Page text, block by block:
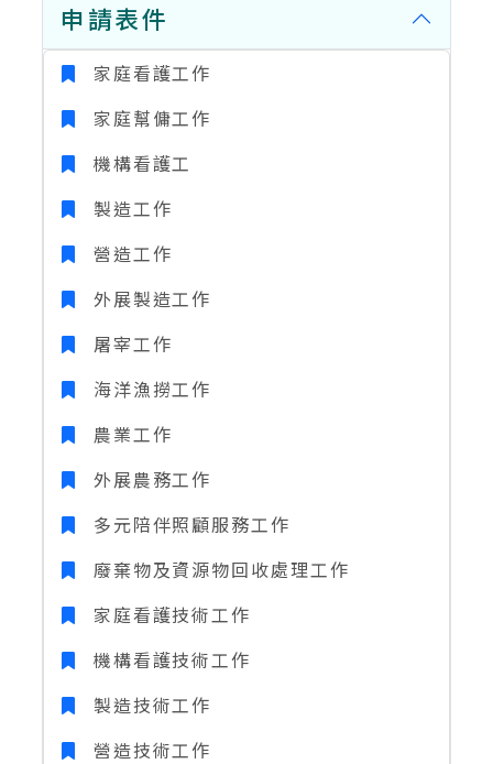
申請表件
家庭看護工作
家庭幫傭工作
機構看護工
製造工作
營造工作
外展製造工作
屠宰工作
海洋漁撈工作
農業工作
外展農務工作
多元陪伴照顧服務工作
廢棄物及資源物回收處理工作
家庭看護技術工作
機構看護技術工作
製造技術工作
營造技術工作